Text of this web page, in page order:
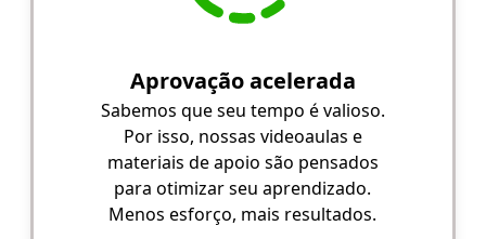
Aprovação acelerada
Sabemos que seu tempo é valioso.
Por isso, nossas videoaulas e
materiais de apoio são pensados
para otimizar seu aprendizado.
Menos esforço, mais resultados.